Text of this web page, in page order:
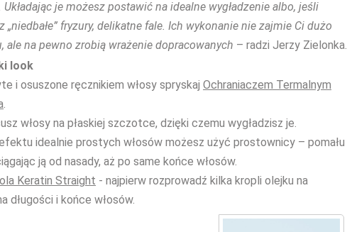
Układając je możesz postawić na idealne wygładzenie albo, jeśli
„niedbałe” fryzury, delikatne fale. Ich wykonanie nie zajmie Ci dużo
ale na pewno zrobią wrażenie dopracowanych – radzi Jerzy Zielonka.
look
i osuszone ręcznikiem włosy spryskaj Ochraniaczem Termalnym
.
włosy na płaskiej szczotce, dzięki czemu wygładzisz je.
efektu idealnie prostych włosów możesz użyć prostownicy – pomału
ją od nasady, aż po same końce włosów.
Keratin Straight - najpierw rozprowadź kilka kropli olejku na
długości i końce włosów.